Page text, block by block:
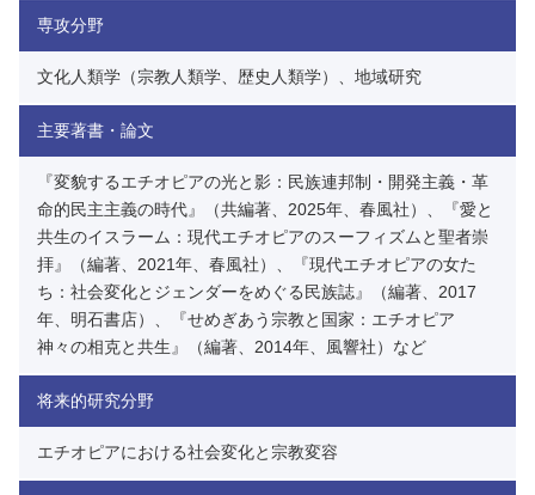
専攻分野
文化人類学（宗教人類学、歴史人類学）、地域研究
主要著書・論文
『変貌するエチオピアの光と影：民族連邦制・開発主義・革
命的民主主義の時代』（共編著、2025年、春風社）、『愛と
共生のイスラーム：現代エチオピアのスーフィズムと聖者崇
拝』（編著、2021年、春風社）、『現代エチオピアの女た
ち：社会変化とジェンダーをめぐる民族誌』（編著、2017
年、明石書店）、『せめぎあう宗教と国家：エチオピア
神々の相克と共生』（編著、2014年、風響社）など
将来的研究分野
エチオピアにおける社会変化と宗教変容